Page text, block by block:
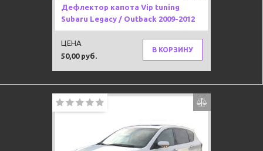
Дефлектор капота Vip tuning
Subaru Legacy / Outback 2009-2012
50,00 руб.
ЦЕНА
В КОРЗИНУ